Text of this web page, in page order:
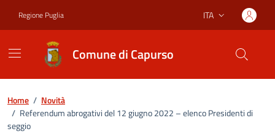
Regione Puglia Lingua attiva:
ITA
Comune di Capurso
Home / Novità
/ Referendum abrogativi del 12 giugno 2022 – elenco Presidenti di
seggio